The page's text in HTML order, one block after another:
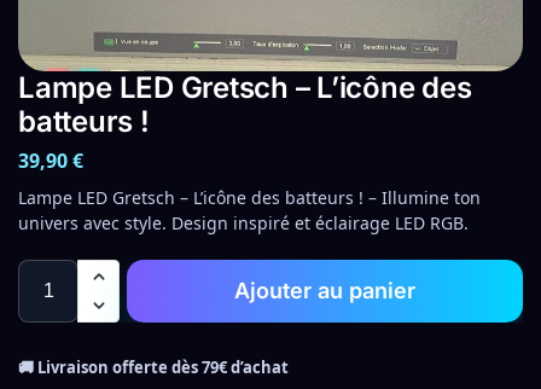
Lampe LED Gretsch – L’icône des
batteurs !
39,90€
Lampe LED Gretsch – L’icône des batteurs ! – Illumine ton
univers avec style. Design inspiré et éclairage LED RGB.
Ajouter au panier
🚚 Livraison offerte dès 79€ d’achat